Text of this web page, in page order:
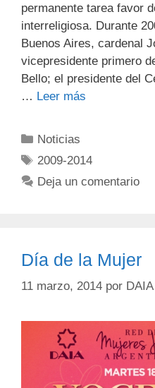
permanente tarea favor
interreligiosa. Durante
Buenos Aires, cardenal
vicepresidente primero
Bello; el presidente del
… Leer más
Noticias
2009-2014
Deja un comentario
Día de la Mujer
11 marzo, 2014 por DAIA